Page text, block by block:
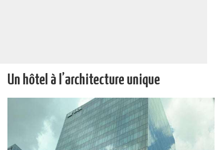
Un hôtel à l’architecture unique